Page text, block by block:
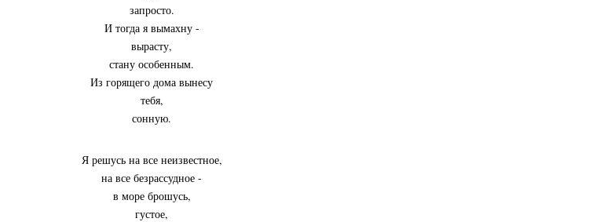
запросто.
И тогда я вымахну -
вырасту,
стану особенным.
Из горящего дома вынесу
тебя,
сонную.
Я решусь на все неизвестное,
на все безрассудное -
в море брошусь,
густое,